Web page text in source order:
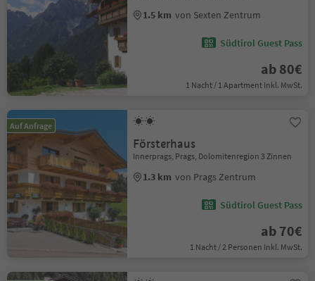
1.5 km von Sexten Zentrum
Südtirol Guest Pass
ab 80€
1 Nacht / 1 Apartment Inkl. MwSt.
Auf Anfrage
Försterhaus
Innerprags, Prags, Dolomitenregion 3 Zinnen
1.3 km von Prags Zentrum
Südtirol Guest Pass
ab 70€
1 Nacht / 2 Personen Inkl. MwSt.